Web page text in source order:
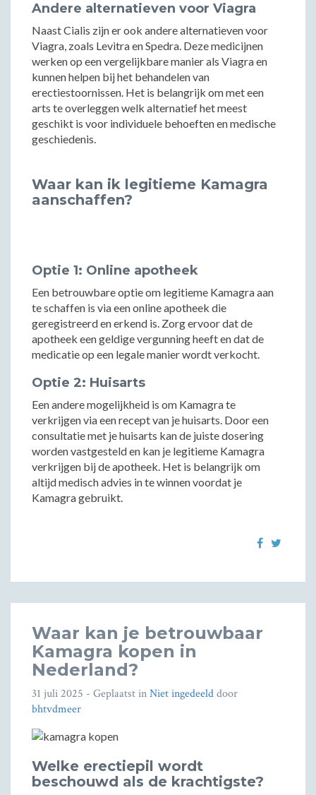
Andere alternatieven voor Viagra
Naast Cialis zijn er ook andere alternatieven voor
Viagra, zoals Levitra en Spedra. Deze medicijnen
werken op een vergelijkbare manier als Viagra en
kunnen helpen bij het behandelen van
erectiestoornissen. Het is belangrijk om met een
arts te overleggen welk alternatief het meest
geschikt is voor individuele behoeften en medische
geschiedenis.
Waar kan ik legitieme Kamagra
aanschaffen?
Optie 1: Online apotheek
Een betrouwbare optie om legitieme Kamagra aan
te schaffen is via een online apotheek die
geregistreerd en erkend is. Zorg ervoor dat de
apotheek een geldige vergunning heeft en dat de
medicatie op een legale manier wordt verkocht.
Optie 2: Huisarts
Een andere mogelijkheid is om Kamagra te
verkrijgen via een recept van je huisarts. Door een
consultatie met je huisarts kan de juiste dosering
worden vastgesteld en kan je legitieme Kamagra
verkrijgen bij de apotheek. Het is belangrijk om
altijd medisch advies in te winnen voordat je
Kamagra gebruikt.
Waar kan je betrouwbaar
Kamagra kopen in
Nederland?
31 juli 2025 - Geplaatst inNiet ingedeelddoor
bhtvdmeer
Welke erectiepil wordt
beschouwd als de krachtigste?